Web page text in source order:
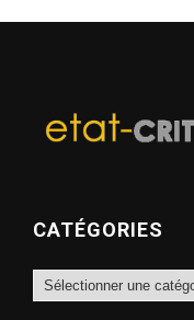
CATÉGORIES
Catégories